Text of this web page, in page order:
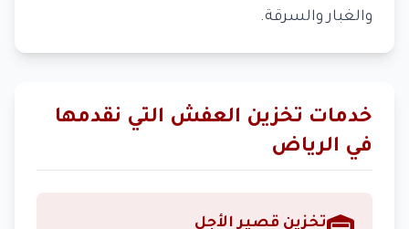
والغبار والسرقة.
خدمات تخزين العفش التي نقدمها
في الرياض
تخزين قصير الأجل